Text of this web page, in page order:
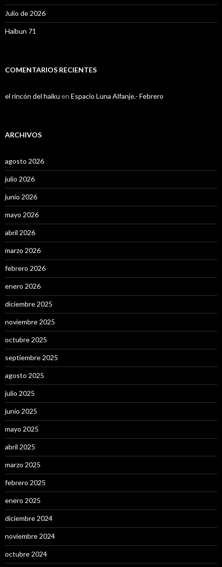
Julio de 2026
Haibun 71
COMENTARIOS RECIENTES
el rincón del haiku en Espacio Luna Alfanje.- Febrero
ARCHIVOS
agosto 2026
julio 2026
junio 2026
mayo 2026
abril 2026
marzo 2026
febrero 2026
enero 2026
diciembre 2025
noviembre 2025
octubre 2025
septiembre 2025
agosto 2025
julio 2025
junio 2025
mayo 2025
abril 2025
marzo 2025
febrero 2025
enero 2025
diciembre 2024
noviembre 2024
octubre 2024